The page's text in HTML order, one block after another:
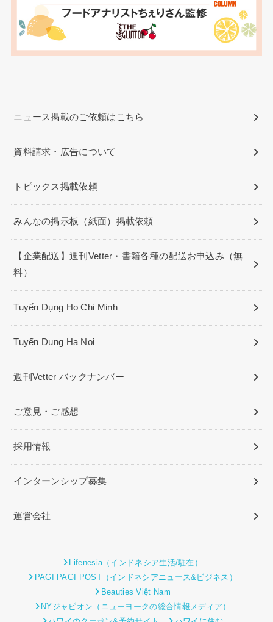
ニュース掲載のご依頼はこちら
資料請求・広告について
トピックス掲載依頼
みんなの掲示板（紙面）掲載依頼
【企業配送】週刊Vetter・書籍各種の配送お申込み（無
料）
Tuyển Dụng Ho Chi Minh
Tuyển Dụng Ha Noi
週刊Vetter バックナンバー
ご意見・ご感想
採用情報
インターンシップ募集
運営会社
Lifenesia（インドネシア生活/駐在）
PAGI PAGI POST（インドネシアニュース&ビジネス）
Beauties Việt Nam
NYジャピオン（ニューヨークの総合情報メディア）